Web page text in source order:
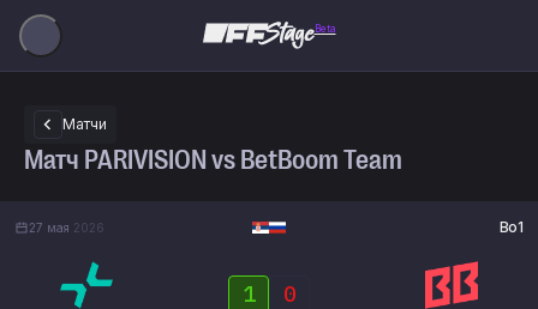
Beta
Матчи
Матч PARIVISION vs BetBoom Team
27 мая 2026 Bo1
1 0